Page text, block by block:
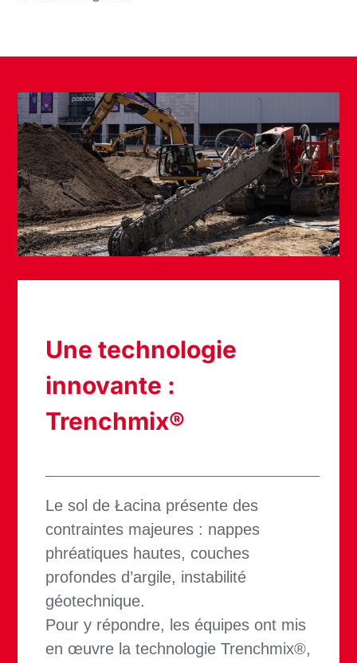
Une technologie
innovante :
Trenchmix®
Le sol de Łacina présente des
contraintes majeures : nappes
phréatiques hautes, couches
profondes d’argile, instabilité
géotechnique.
Pour y répondre, les équipes ont mis
en œuvre la technologie Trenchmix®,